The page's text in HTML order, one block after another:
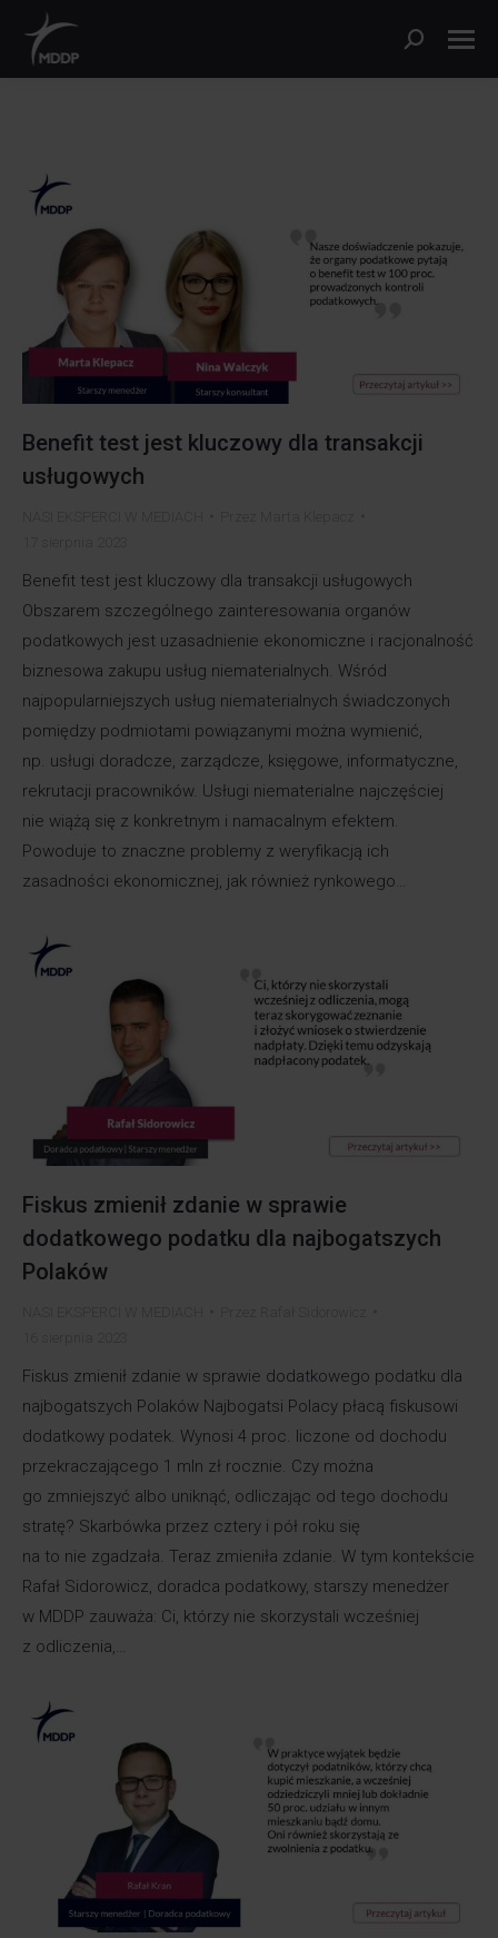
Szukaj:
Benefit test jest kluczowy dla transakcji
usługowych
Benefit test jest kluczowy dla transakcji usługowych
Obszarem szczególnego zainteresowania organów
podatkowych jest uzasadnienie ekonomiczne i racjonalność
biznesowa zakupu usług niematerialnych. Wśród
najpopularniejszych usług niematerialnych świadczonych
pomiędzy podmiotami powiązanymi można wymienić,
np. usługi doradcze, zarządcze, księgowe, informatyczne,
rekrutacji pracowników. Usługi niematerialne najczęściej
nie wiążą się z konkretnym i namacalnym efektem.
Powoduje to znaczne problemy z weryfikacją ich
zasadności ekonomicznej, jak również rynkowego…
Fiskus zmienił zdanie w sprawie
dodatkowego podatku dla najbogatszych
Polaków
Fiskus zmienił zdanie w sprawie dodatkowego podatku dla
najbogatszych Polaków Najbogatsi Polacy płacą fiskusowi
dodatkowy podatek. Wynosi 4 proc. liczone od dochodu
przekraczającego 1 mln zł rocznie. Czy można
go zmniejszyć albo uniknąć, odliczając od tego dochodu
stratę? Skarbówka przez cztery i pół roku się
na to nie zgadzała. Teraz zmieniła zdanie. W tym kontekście
Rafał Sidorowicz, doradca podatkowy, starszy menedżer
w MDDP zauważa: Ci, którzy nie skorzystali wcześniej
z odliczenia,…